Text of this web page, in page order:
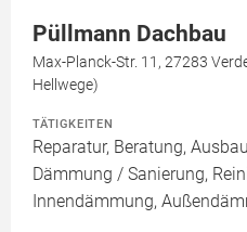
Püllmann Dachbau
Max-Planck-Str. 11, 27283
Hellwege)
TÄTIGKEITEN
Reparatur, Beratung,
Dämmung / Sanierung,
Innendämmung,